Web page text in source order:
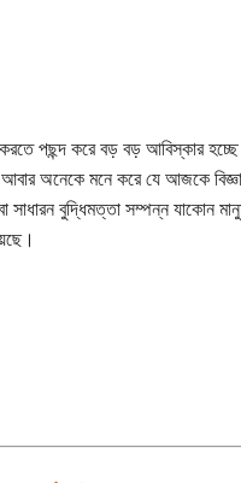
পছন্দ করে বড় বড় আবিস্কার
অনেকে মনে করে যে আজকে
সাধারন বুদ্ধিমত্তা সম্পন্ন যাকোন